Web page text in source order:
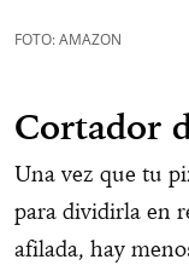
FOTO: AMAZON
Cortador
Una vez que tu
para dividirla en
afilada, hay